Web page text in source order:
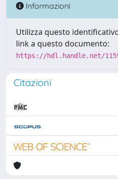
Informazioni
Utilizza questo
link a questo documento:
https://hdl.handle.net/
Citazioni